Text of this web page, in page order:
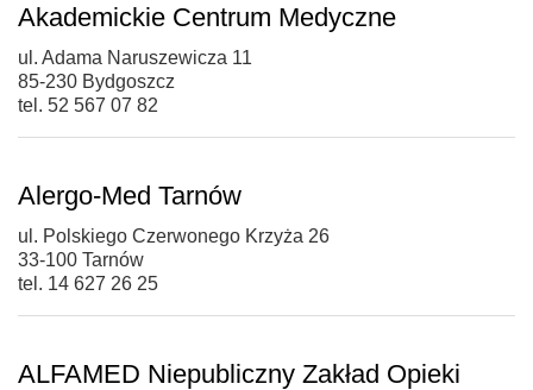
Akademickie Centrum Medyczne
ul. Adama Naruszewicza 11
85-230 Bydgoszcz
tel. 52 567 07 82
Alergo-Med Tarnów
ul. Polskiego Czerwonego Krzyża 26
33-100 Tarnów
tel. 14 627 26 25
ALFAMED Niepubliczny Zakład Opieki